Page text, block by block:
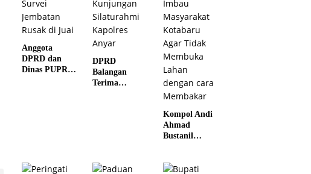
Anggota
DPRD dan
Dinas PUPR
DPRD
Balangan
Terima
Kompol Andi
Ahmad
Bustanil
Kotabaru Agar